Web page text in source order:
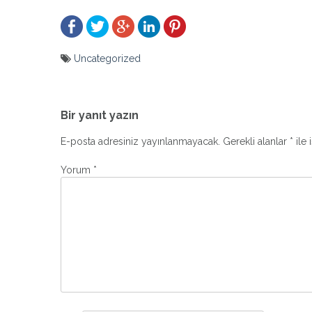
Uncategorized
gezinmesi
Bir yanıt yazın
E-posta adresiniz yayınlanmayacak. Gerekli alanlar * ile
Yorum *